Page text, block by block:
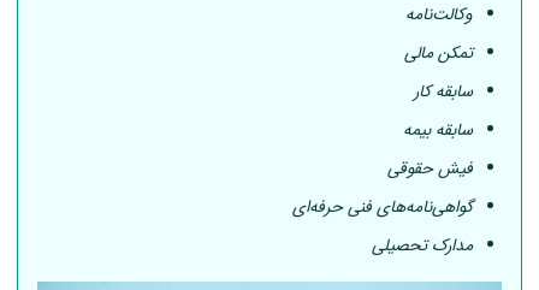
وکالت‌نامه
تمکن مالی
سابقه کار
سابقه بیمه
فیش حقوقی
گواهی‌نامه‌های فنی حرفه‌ای
مدارک تحصیلی